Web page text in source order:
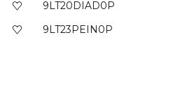
9LT20DIAD0P
9LT23PEIN0P